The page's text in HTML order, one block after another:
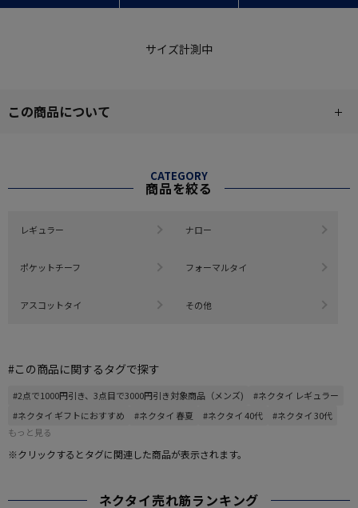
サイズ計測中
この商品について
CATEGORY
商品を絞る
レギュラー ナロー
ポケットチーフ フォーマルタイ
アスコットタイ その他
#この商品に関するタグで探す
#2点で1000円引き、3点目で3000円引き対象商品（メンズ)
#ネクタイ レギュラー
#ネクタイ ギフトにおすすめ
#ネクタイ 春夏 #ネクタイ 40代
#ネクタイ 30代
もっと見る
※クリックするとタグに関連した商品が表示されます。
ネクタイ売れ筋ランキング